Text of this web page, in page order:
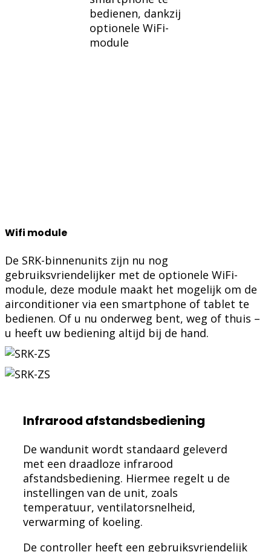
bedienen, dankzij
optionele WiFi-
module
Wifi module
De SRK-binnenunits zijn nu nog
gebruiksvriendelijker met de optionele WiFi-
module, deze module maakt het mogelijk om de
airconditioner via een smartphone of tablet te
bedienen. Of u nu onderweg bent, weg of thuis –
u heeft uw bediening altijd bij de hand.
Infrarood afstandsbediening
De wandunit wordt standaard geleverd
met een draadloze infrarood
afstandsbediening. Hiermee regelt u de
instellingen van de unit, zoals
temperatuur, ventilatorsnelheid,
verwarming of koeling.
De controller heeft een gebruiksvriendelijk